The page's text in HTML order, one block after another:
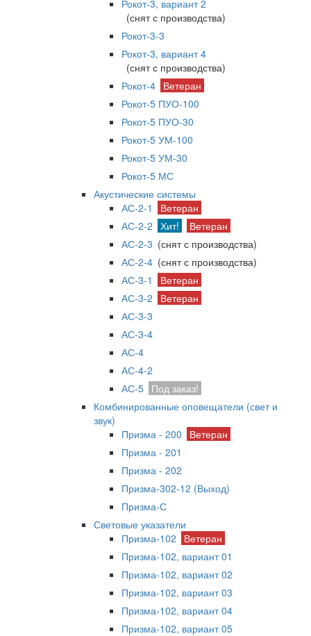
Рокот-3, вариант 2
(снят с производства)
Рокот-3-3
Рокот-3, вариант 4
(снят с производства)
Рокот-4 Ветеран
Рокот-5 ПУО-100
Рокот-5 ПУО-30
Рокот-5 УМ-100
Рокот-5 УМ-30
Рокот-5 МС
Акустические системы
АС-2-1
Ветеран
АС-2-2 Хит!
Ветеран
АС-2-3 (снят с производства)
АС-2-4 (снят с производства)
АС-3-1
Ветеран
АС-3-2
Ветеран
АС-3-3
АС-3-4
АС-4
АС-4-2
АС-5 Под заказ!
Комбинированные оповещатели (свет и
звук)
Призма - 200
Ветеран
Призма - 201
Призма - 202
Призма-302-12 (Выход)
Призма-С
Световые указатели
Призма-102
Ветеран
Призма-102, вариант 01
Призма-102, вариант 02
Призма-102, вариант 03
Призма-102, вариант 04
Призма-102, вариант 05